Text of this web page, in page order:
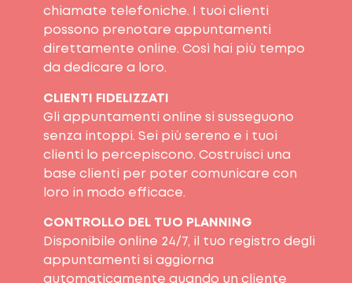
chiamate telefoniche. I tuoi clienti
possono prenotare appuntamenti
direttamente online. Così hai più tempo
da dedicare a loro.
CLIENTI FIDELIZZATI
Gli appuntamenti online si susseguono
senza intoppi. Sei più sereno e i tuoi
clienti lo percepiscono. Costruisci una
base clienti per poter comunicare con
loro in modo efficace.
CONTROLLO DEL TUO PLANNING
Disponibile online 24/7, il tuo registro degli
appuntamenti si aggiorna
automaticamente quando un cliente